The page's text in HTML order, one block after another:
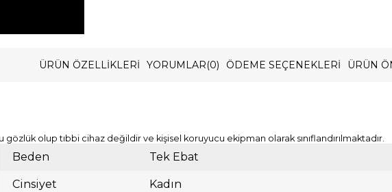
ÜRÜN ÖZELLIKLERI YORUMLAR(0) ÖDEME SEÇENEKLERI ÜRÜN
olup tıbbi cihaz değildir ve kişisel koruyucu ekipman olarak sınıflandırılmaktadır.
Beden Tek Ebat
Cinsiyet Kadın